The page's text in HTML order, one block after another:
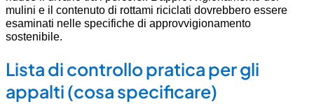
mulini e il contenuto di rottami riciclati dovrebbero essere
esaminati nelle specifiche di approvvigionamento
sostenibile.
Lista di controllo pratica per gli
appalti (cosa specificare)